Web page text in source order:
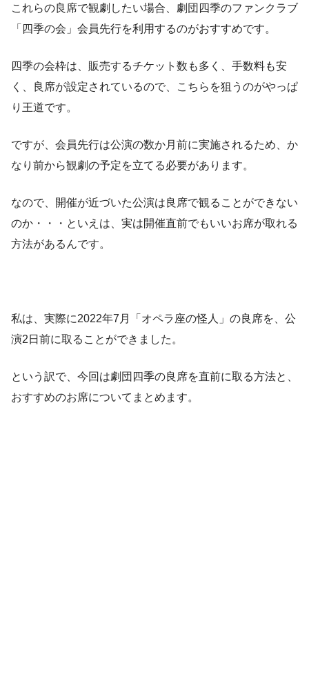
これらの良席で観劇したい場合、劇団四季のファンクラブ
「四季の会」会員先行を利用するのがおすすめです。
四季の会枠は、販売するチケット数も多く、手数料も安
く、良席が設定されているので、こちらを狙うのがやっぱ
り王道です。
ですが、会員先行は公演の数か月前に実施されるため、か
なり前から観劇の予定を立てる必要があります。
なので、開催が近づいた公演は良席で観ることができない
のか・・・といえは、実は開催直前でもいいお席が取れる
方法があるんです。
私は、実際に2022年7月「オペラ座の怪人」の良席を、公
演2日前に取ることができました。
という訳で、今回は劇団四季の良席を直前に取る方法と、
おすすめのお席についてまとめます。